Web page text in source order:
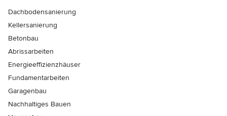
Dachbodensanierung
Kellersanierung
Betonbau
Abrissarbeiten
Energieeffizienzhäuser
Fundamentarbeiten
Garagenbau
Nachhaltiges Bauen